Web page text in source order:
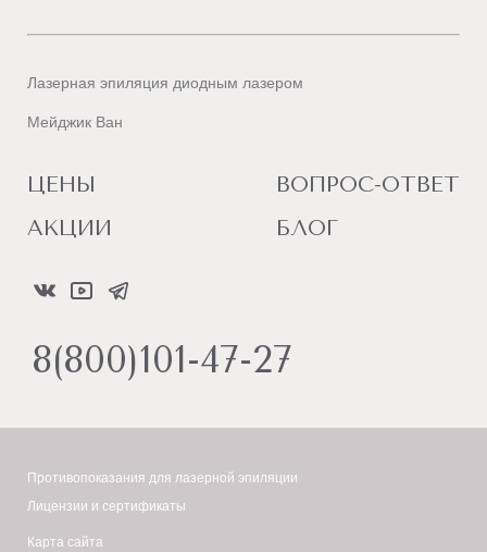
Лазерная эпиляция диодным лазером
Мейджик Ван
ЦЕНЫ
АКЦИИ
ВОПРОС-ОТВЕТ
БЛОГ
8(800)101-47-27
Противопоказания для лазерной эпиляции
Лицензии и сертификаты
Карта сайта